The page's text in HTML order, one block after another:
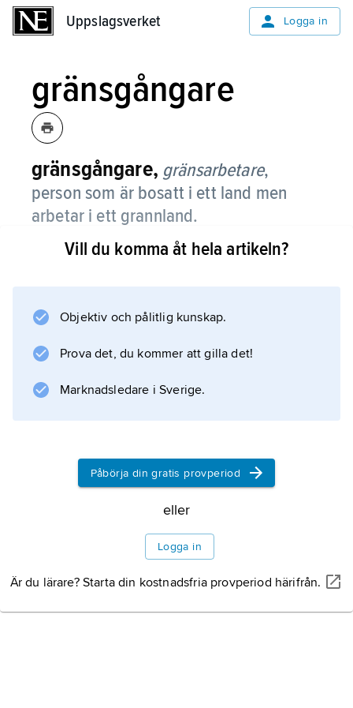
Uppslagsverket Logga in
gränsgångare
gränsgångare, gränsarbetare,
person som är bosatt i ett land men
arbetar i ett grannland.
Ofta regleras de sociala och ekonomiska
Norden, liksom EES, har gemensam
nordiska respektive EES-länder. I Norden finns
gränsgångare främst i Öresunds- och
Arvikaområdena samt Tornedalen.
Information om artikeln
Vill du komma åt hela artikeln?
Objektiv och pålitlig kunskap.
Prova det, du kommer att gilla det!
Marknadsledare i Sverige.
Påbörja din gratis provperiod
eller
Logga in
Är du lärare? Starta din kostnadsfria provperiod härifrån.